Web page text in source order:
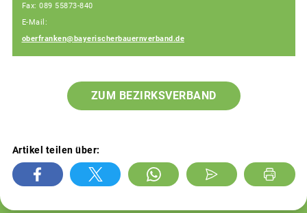
Fax: 089 55873-840
E-Mail:
oberfranken@bayerischerbauernverband.de
ZUM BEZIRKSVERBAND
Artikel teilen über: